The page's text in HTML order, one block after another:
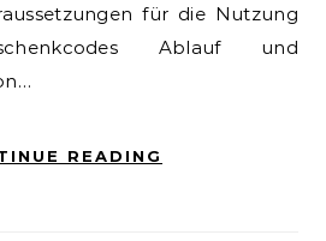
für die Nutzung
Ablauf und
READING